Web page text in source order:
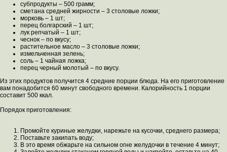
субпродукты – 500 грамм;
сметана средней жирности – 3 столовые ложки;
морковь – 1 шт;
перец болгарский – 1 шт;
лук репчатый – 1 шт;
чеснок – по вкусу;
растительное масло – 3 столовые ложки;
измельченная зелень;
соль – 1 чайная ложка;
перец черный молотый – по вкусу.
Из этих продуктов получится 4 средние порции блюда. На его приготовление
вам понадобится 60 минут свободного времени. Калорийность 1 порции
составит 500 ккал.
Порядок приготовления:
Промойте куриные желудки, нарежьте на кусочки, среднего размера;
Поставьте закипать воду;
В это время обжарьте на сильном огне желудочки в течение 4 минут;